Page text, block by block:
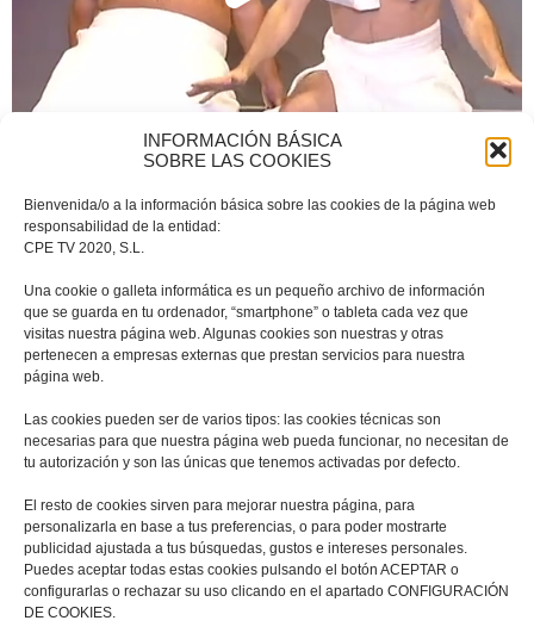
INFORMACIÓN BÁSICA
SOBRE LAS COOKIES
Bienvenida/o a la información básica sobre las cookies de la página web
responsabilidad de la entidad:
CPE TV 2020, S.L.
Una cookie o galleta informática es un pequeño archivo de información
que se guarda en tu ordenador, “smartphone” o tableta cada vez que
visitas nuestra página web. Algunas cookies son nuestras y otras
pertenecen a empresas externas que prestan servicios para nuestra
página web.
Las cookies pueden ser de varios tipos: las cookies técnicas son
necesarias para que nuestra página web pueda funcionar, no necesitan de
tu autorización y son las únicas que tenemos activadas por defecto.
El resto de cookies sirven para mejorar nuestra página, para
personalizarla en base a tus preferencias, o para poder mostrarte
publicidad ajustada a tus búsquedas, gustos e intereses personales.
Puedes aceptar todas estas cookies pulsando el botón ACEPTAR o
configurarlas o rechazar su uso clicando en el apartado CONFIGURACIÓN
DE COOKIES.
36. EL HUMOREN TIEMPOS DEL CÓLERA